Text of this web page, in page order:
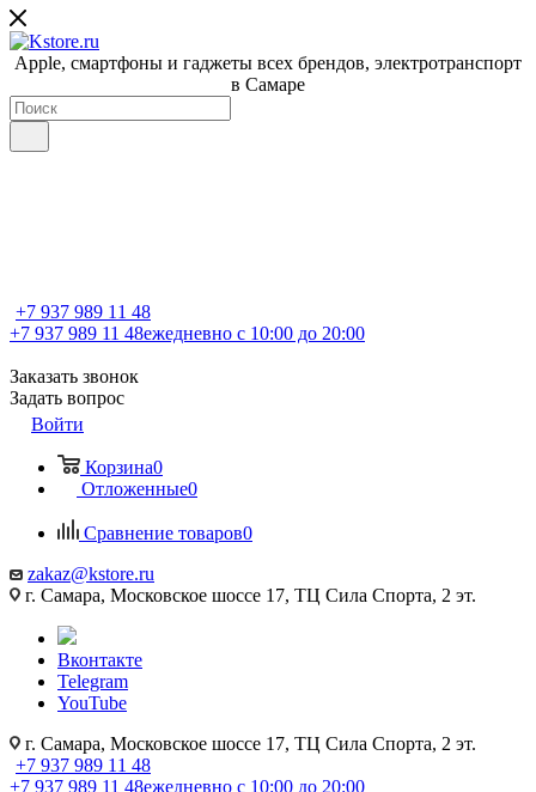
Apple, cмартфоны и гаджеты всех брендов, электротранспорт
в Самаре
+7 937 989 11 48
+7 937 989 11 48ежедневно с 10:00 до 20:00
Заказать звонок
Задать вопрос
Войти
Корзина0
Отложенные0
Сравнение товаров0
zakaz@kstore.ru
г. Самара, Московское шоссе 17, ТЦ Сила Спорта, 2 эт.
Вконтакте
Telegram
YouTube
г. Самара, Московское шоссе 17, ТЦ Сила Спорта, 2 эт.
+7 937 989 11 48
+7 937 989 11 48ежедневно с 10:00 до 20:00